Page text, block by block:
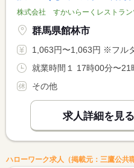
株式会社 すかいらーくレストラン
群馬県館林市
1,063円〜1,063円 ※フルタイム求人の場合は月額（
その他
求人詳細を見る
ハローワーク求人（掲載元：三鷹公共